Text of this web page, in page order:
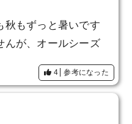
秋もずっと暑いです
が、オールシーズ
4 参考になった